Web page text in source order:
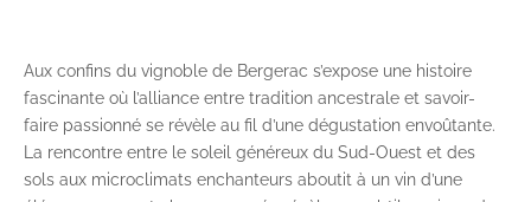
Aux confins du vignoble de Bergerac s’expose une histoire
fascinante où l’alliance entre tradition ancestrale et savoir-
faire passionné se révèle au fil d’une dégustation envoûtante.
La rencontre entre le soleil généreux du Sud-Ouest et des
sols aux microclimats enchanteurs aboutit à un vin d’une